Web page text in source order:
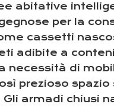
abitative
per la
cassetti
adibite a
necessità di
prezioso spazio
armadi chiusi